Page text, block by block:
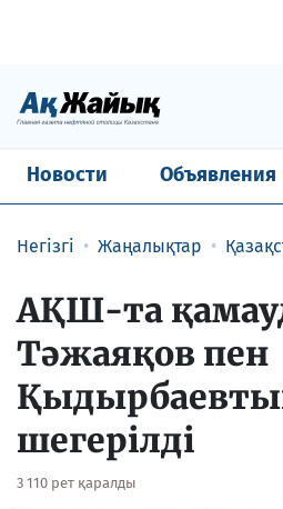
Новости Объявления
Негізгі Жаңалықтар
АҚШ-та
Тәжаяқов пен
шегерілді
3 110 рет қаралды